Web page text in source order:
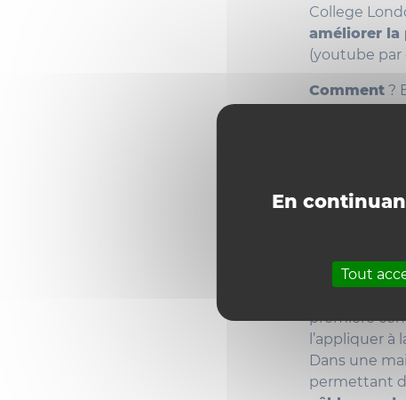
En
Tout
College
améliorer la
(youtube par
Comment ?
base et tous
capable de
données et
rapidement
l’énergie
première
l’appliquer
Dans une
permettant